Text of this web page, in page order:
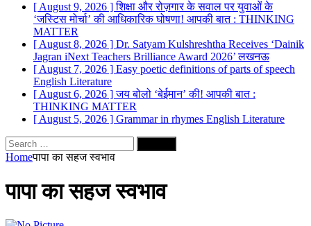
[ August 9, 2026 ]शिक्षा और रोज़गार के सवाल पर युवाओं के
‘जस्टिस मोर्चा’ की आधिकारिक घोषणा! आपकी बात : THINKING
MATTER
[ August 8, 2026 ] Dr. Satyam Kulshreshtha Receives ‘Dainik
Jagran iNext Teachers Brilliance Award 2026’लखनऊ
[ August 7, 2026 ] Easy poetic definitions of parts of speech
English Literature
[ August 6, 2026 ]जय बोलो ‘बेईमान’ की! आपकी बात :
THINKING MATTER
[ August 5, 2026 ] Grammar in rhymes English Literature
Search
for:
Homeपापा का सहज स्वभाव
पापा का सहज स्वभाव